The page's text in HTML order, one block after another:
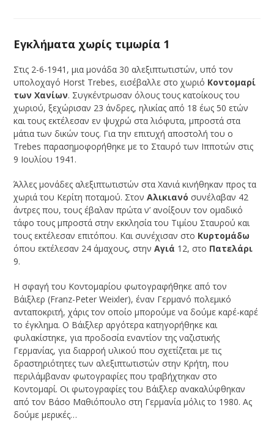
Εγκλήματα χωρίς τιμωρία 1
Στις 2-6-1941, μια μονάδα 30 αλεξιπτωτιστών, υπό τον
υπολοχαγό Horst Trebes, εισέβαλλε στο χωριό Κοντομαρί
των Χανίων. Συγκέντρωσαν όλους τους κατοίκους του
χωριού, ξεχώρισαν 23 άνδρες, ηλικίας από 18 έως 50 ετών
και τους εκτέλεσαν εν ψυχρώ στα λιόφυτα, μπροστά στα
μάτια των δικών τους. Για την επιτυχή αποστολή του ο
Trebes παρασημοφορήθηκε με το Σταυρό των Ιπποτών στις
9 Ιουλίου 1941.
Άλλες μονάδες αλεξιπτωτιστών στα Χανιά κινήθηκαν προς τα
χωριά του Κερίτη ποταμού. ΣτονΑλικιανό συνέλαβαν 42
άντρες που, τους έβαλαν πρώτα ν’ ανοίξουν τον ομαδικό
τάφο τους μπροστά στην εκκλησία του Τιμίου Σταυρού και
τους εκτέλεσαν επιτόπου. Και συνέχισαν στο Κυρτομάδω
όπου εκτέλεσαν 24 άμαχους, στηνΑγιά 12, στο Πατελάρι
9.
Η σφαγή του Κοντομαρίου φωτογραφήθηκε από τον
Βάιξλερ (Franz-Peter Weixler), έναν Γερμανό πολεμικό
ανταποκριτή, χάρις τον οποίο μπορούμε να δούμε καρέ-καρέ
το έγκλημα. Ο Βάιξλερ αργότερα κατηγορήθηκε και
φυλακίστηκε, για προδοσία εναντίον της ναζιστικής
Γερμανίας, για διαρροή υλικού που σχετίζεται με τις
δραστηριότητες των αλεξιπτωτιστών στην Κρήτη, που
περιλάμβαναν φωτογραφίες που τραβήχτηκαν στο
Κοντομαρί. Οι φωτογραφίες του Βάιξλερ ανακαλύφθηκαν
από τον Βάσο Μαθιόπουλο στη Γερμανία μόλις το 1980. Ας
δούμε μερικές…